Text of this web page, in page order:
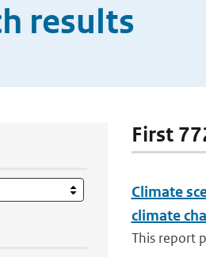
results
First
Climate
climate
This report